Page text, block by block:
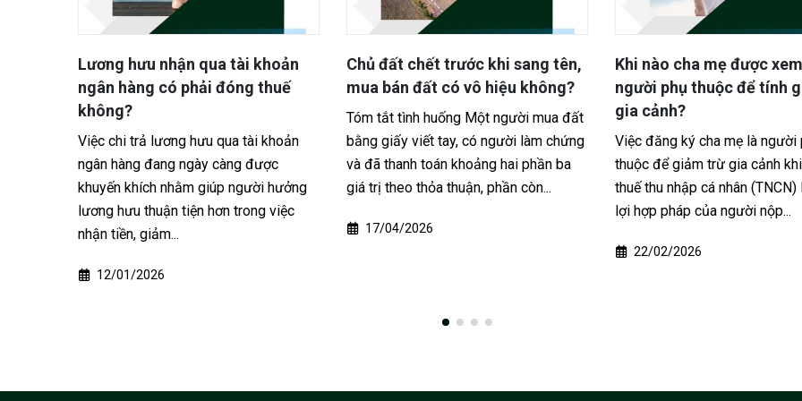
Chủ đất chết trước khi sang tên,
mua bán đất có vô hiệu không?
Tóm tắt tình huống Một người mua đất
bằng giấy viết tay, có người làm chứng
và đã thanh toán khoảng hai phần ba
giá trị theo thỏa thuận, phần còn...
17/04/2026
Khi nào cha mẹ được xem là
người phụ thuộc để tính giảm trừ
gia cảnh?
Việc đăng ký cha mẹ là người phụ
thuộc để giảm trừ gia cảnh khi tính
thuế thu nhập cá nhân (TNCN) là quyền
Nhận tiền chuyển khoản
trả lại khi không có công
Tóm tắt tình huống Anh Bình
nhận được 180 triệu đồng
khoản nhầm vào tài khoản
cá nhân. Sau đó, người
tục gửi...
30/01/2026